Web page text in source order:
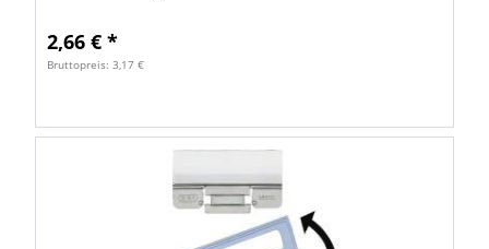
2,66 € *
Bruttopreis: 3,17 €